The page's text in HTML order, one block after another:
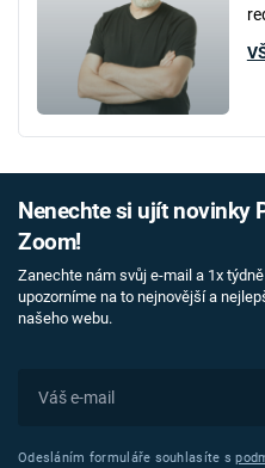
Nenechte si ujít novinky
Zoom!
Zanechte nám svůj e-mail a 1x
upozorníme na to nejnovější a
našeho webu.
Odesláním formuláře souhlasíte s